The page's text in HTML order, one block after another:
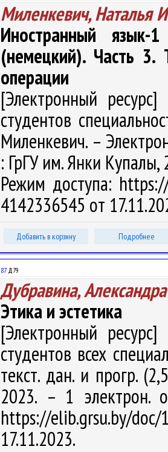
Миленкевич, Наталья
Иностранный язык-
(немецкий). Часть
операции
[Электронный
студентов
Миленкевич. –
: ГрГУ им. Янки Купалы,
Режим доступа:
4142336545 от
Добавить в корзину Подробнее
87Д79
Дубравина,
Этика и эстетика
[Электронный
студентов всех
текст. дан. и прогр.
2023. – 1 электрон.
https://elib.grsu.by/
17.11.2023.